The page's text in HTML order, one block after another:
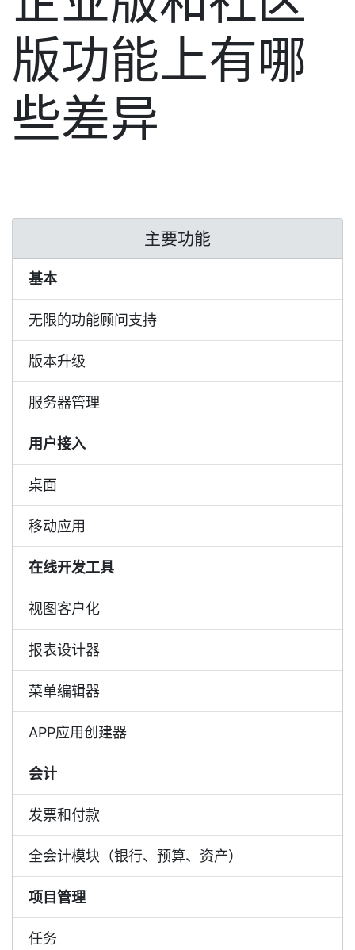
版功能上有哪
些差异
主要功能
基本
无限的功能顾问支持
版本升级
服务器管理
用户接入
桌面
移动应用
在线开发工具
视图客户化
报表设计器
菜单编辑器
APP应用创建器
会计
发票和付款
全会计模块（银行、预算、资产）
项目管理
任务